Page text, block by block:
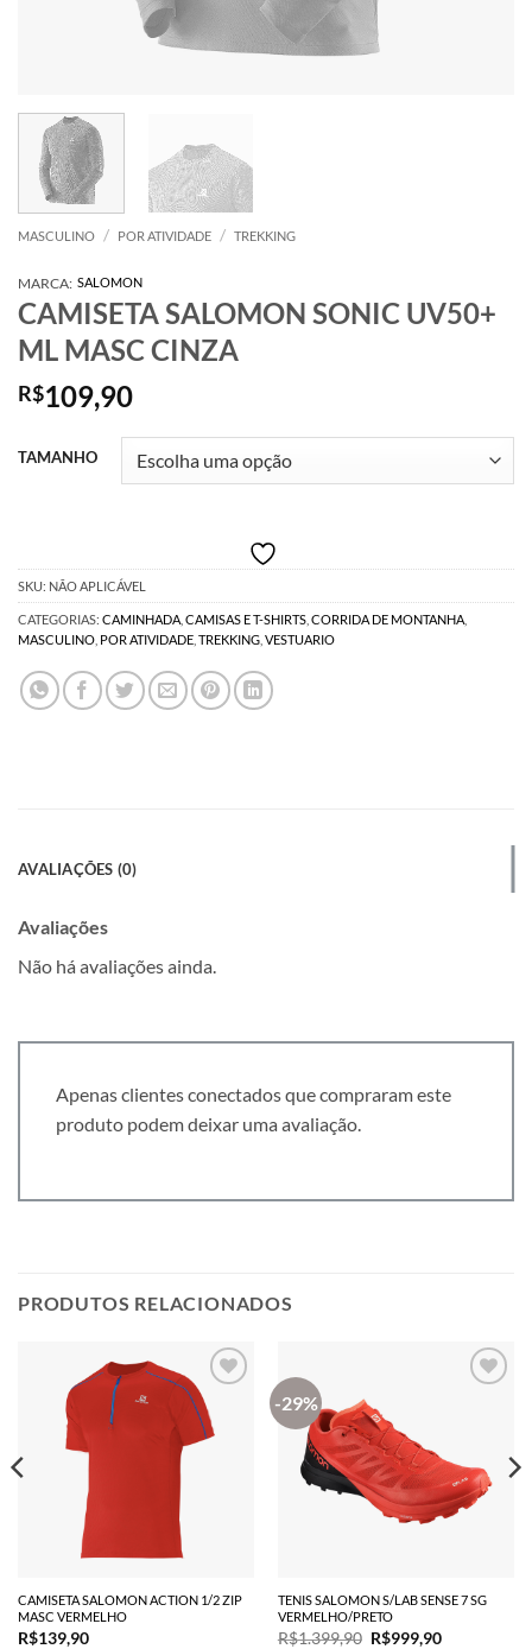
MASCULINO / POR ATIVIDADE / TREKKING
MARCA: SALOMON
CAMISETA SALOMON SONIC UV50+
ML MASC CINZA
R$109,90
TAMANHO
SKU: NÃO APLICÁVEL
CATEGORIAS: CAMINHADA CAMISAS E T-SHIRTS CORRIDA DE MONTANHA
MASCULINO POR ATIVIDADE TREKKING VESTUARIO
AVALIAÇÕES (0)
Avaliações
Não há avaliações ainda.
Apenas clientes conectados que compraram este
produto podem deixar uma avaliação.
PRODUTOS RELACIONADOS
CAMISETA SALOMON ACTION 1/2 ZIP
MASC VERMELHO
R$139,90
-29%
TENIS SALOMON S/LAB SENSE 7 SG
VERMELHO/PRETO
R$1.399,90 O
R$999,90O